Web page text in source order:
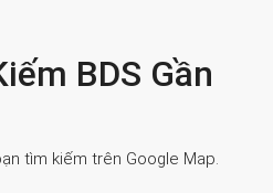
BDS Gần
tìm kiếm trên Google Map.